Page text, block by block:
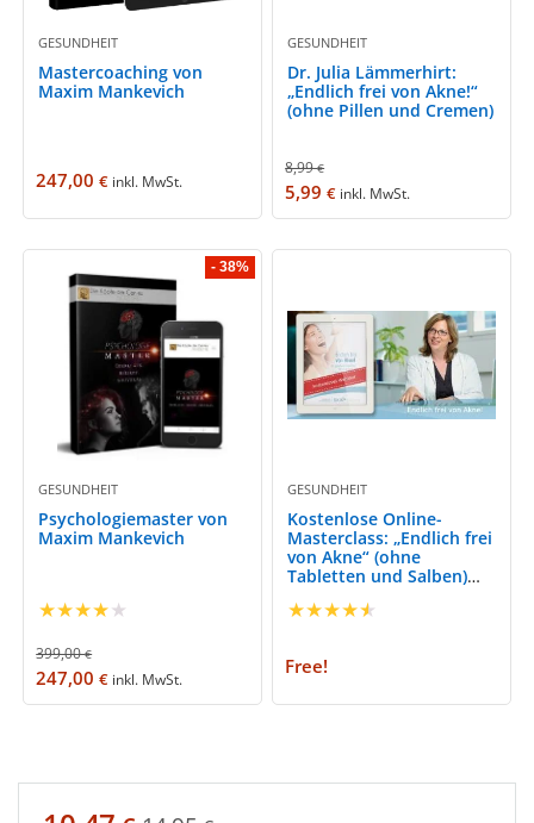
GESUNDHEIT
Mastercoaching von
Maxim Mankevich
247,00€ inkl. MwSt.
GESUNDHEIT
Dr. Julia Lämmerhirt:
„Endlich frei von Akne!“
(ohne Pillen und Cremen)
8,99€
5,99€ inkl. MwSt.
- 38%
GESUNDHEIT
Psychologiemaster von
Maxim Mankevich
★★★★★
399,00€
247,00€ inkl. MwSt.
GESUNDHEIT
Kostenlose Online-
Masterclass: „Endlich frei
von Akne“ (ohne
Tabletten und Salben)
★★★★★
Free!